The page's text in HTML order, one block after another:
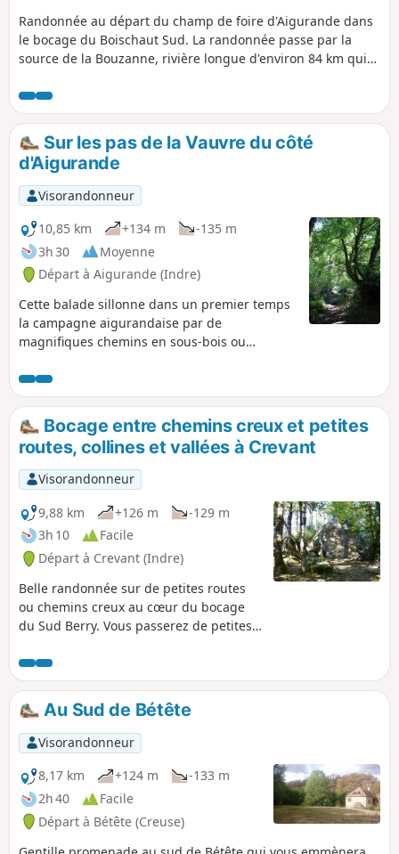
Randonnée au départ du champ de foire d'Aigurande dans
le bocage du Boischaut Sud. La randonnée passe par la
source de la Bouzanne, rivière longue d'environ 84 km qui
dont le parcours est jalonné de châteaux.
Sur les pas de la Vauvre du côté
d'Aigurande
Visorandonneur
10,85 km
+134 m
-135 m
3h 30
Moyenne
Départ à Aigurande (Indre)
Cette balade sillonne dans un premier temps
la campagne aigurandaise par de
magnifiques chemins en sous-bois ou
les méandres de la Vauvre. Puis le retour se
fait par l'ancienne voie de chemin de fer
transformée en Voie Verte.
Bocage entre chemins creux et petites
routes, collines et vallées à Crevant
Visorandonneur
9,88 km
+126 m
-129 m
3h 10
Facile
Départ à Crevant (Indre)
Belle randonnée sur de petites routes
ou chemins creux au cœur du bocage
du Sud Berry. Vous passerez de petites
vues dégagées sur la campagne
alentour.
Au Sud de Bétête
Visorandonneur
8,17 km
+124 m
-133 m
2h 40
Facile
Départ à Bétête (Creuse)